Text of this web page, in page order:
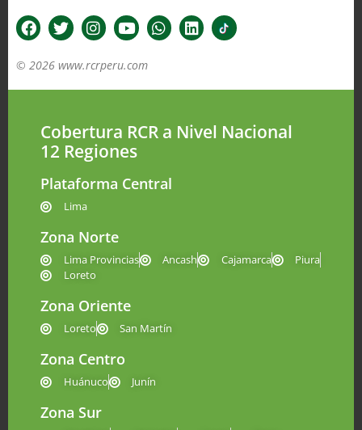
© 2026 www.rcrperu.com
Cobertura RCR a Nivel Nacional
12 Regiones
Plataforma Central
Lima
Zona Norte
Lima Provincias Ancash Cajamarca
Piura
Loreto
Zona Oriente
Loreto San Martín
Zona Centro
Huánuco Junín
Zona Sur